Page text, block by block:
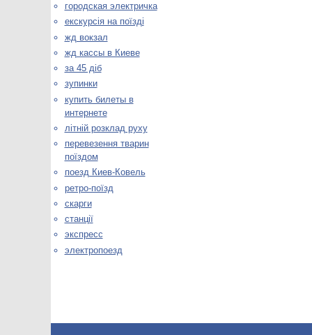
городская электричка
екскурсія на поїзді
жд вокзал
жд кассы в Киеве
за 45 діб
зупинки
купить билеты в
интернете
літній розклад руху
перевезення тварин
поїздом
поезд Киев-Ковель
ретро-поїзд
скарги
станції
экспресс
электропоезд